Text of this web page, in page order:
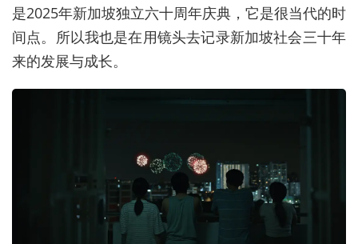
是2025年新加坡独立六十周年庆典，它是很当代的时
间点。所以我也是在用镜头去记录新加坡社会三十年
来的发展与成长。